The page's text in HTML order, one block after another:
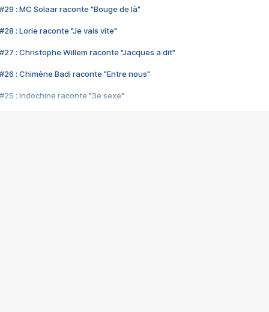
#29 : MC Solaar raconte "Bouge de là"
#28 : Lorie raconte "Je vais vite"
#27 : Christophe Willem raconte "Jacques a dit"
#26 : Chimène Badi raconte "Entre nous"
#25 : Indochine raconte "3e sexe"